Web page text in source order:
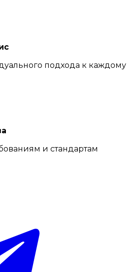
подхода к каждому
и стандартам